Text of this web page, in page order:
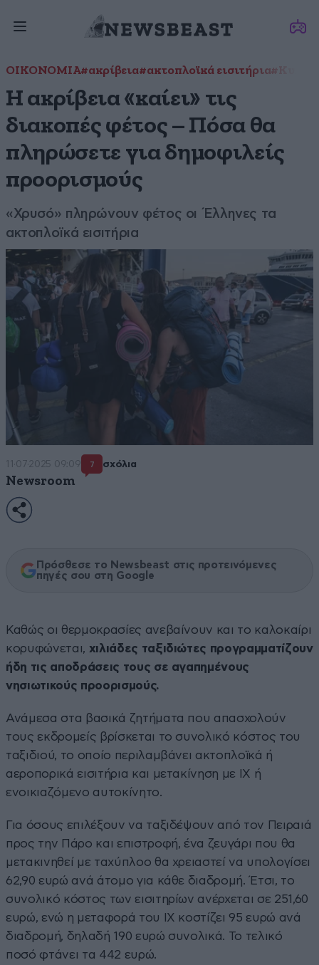
ΟΙΚΟΝΟΜΙΑ#ακρίβεια#ακτοπλοϊκά εισιτήρια
Η ακρίβεια «καίει» τις
διακοπές φέτος – Πόσα θα
πληρώσετε για δημοφιλείς
προορισμούς
«Χρυσό» πληρώνουν φέτος οι Έλληνες τα
ακτοπλοϊκά εισιτήρια
11·07·2025 09:09 7 σχόλια
Newsroom
Πρόσθεσε το Newsbeast στις προτεινόμενες
πηγές σου στη Google
Καθώς οι θερμοκρασίες ανεβαίνουν και το καλοκαίρι
κορυφώνεται, χιλιάδες ταξιδιώτες προγραμματίζουν
ήδη τις αποδράσεις τους σε αγαπημένους
νησιωτικούς προορισμούς.
Ανάμεσα στα βασικά ζητήματα που απασχολούν
τους εκδρομείς βρίσκεται το συνολικό κόστος του
ταξιδιού, το οποίο περιλαμβάνει ακτοπλοϊκά ή
αεροπορικά εισιτήρια και μετακίνηση με ΙΧ ή
ενοικιαζόμενο αυτοκίνητο.
Για όσους επιλέξουν να ταξιδέψουν από τον Πειραιά
προς την Πάρο και επιστροφή, ένα ζευγάρι που θα
μετακινηθεί με ταχύπλοο θα χρειαστεί να υπολογίσει
62,90 ευρώ ανά άτομο για κάθε διαδρομή. Έτσι, το
συνολικό κόστος των εισιτηρίων ανέρχεται σε 251,60
ευρώ, ενώ η μεταφορά του ΙΧ κοστίζει 95 ευρώ ανά
διαδρομή, δηλαδή 190 ευρώ συνολικά. Το τελικό
ποσό φτάνει τα 442 ευρώ.